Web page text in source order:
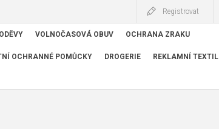
Registrovat
VOLNOČASOVÁ OBUV OCHRANA ZRAKU
OCHRANNÉ POMŮCKY DROGERIE REKLAMNÍ TEXTIL